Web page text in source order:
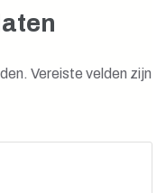
Vereiste velden zijn